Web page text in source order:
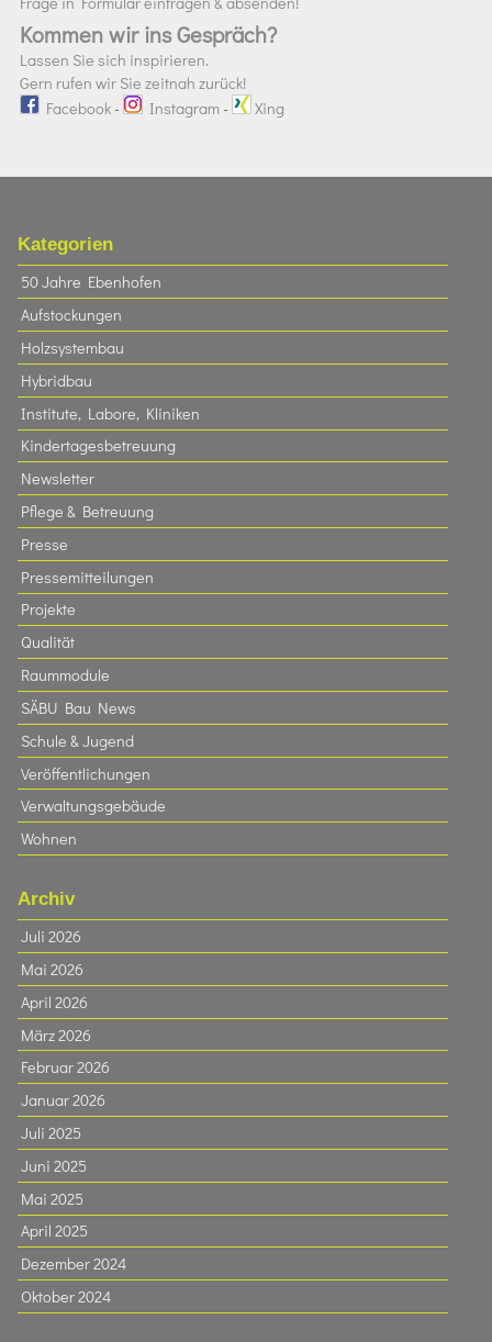
Kommen wir ins Gespräch?
Lassen Sie sich inspirieren.
Gern rufen wir Sie zeitnah zurück!
Facebook- Instagram- Xing
Kategorien
50 Jahre Ebenhofen
Aufstockungen
Holzsystembau
Hybridbau
Institute, Labore, Kliniken
Kindertagesbetreuung
Newsletter
Pflege & Betreuung
Presse
Pressemitteilungen
Projekte
Qualität
Raummodule
SÄBU Bau News
Schule & Jugend
Veröffentlichungen
Verwaltungsgebäude
Wohnen
Archiv
Juli 2026
Mai 2026
April 2026
März 2026
Februar 2026
Januar 2026
Juli 2025
Juni 2025
Mai 2025
April 2025
Dezember 2024
Oktober 2024